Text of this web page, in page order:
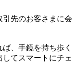
先のお客さまに会
、手鏡を持ち歩く
てスマートにチェ